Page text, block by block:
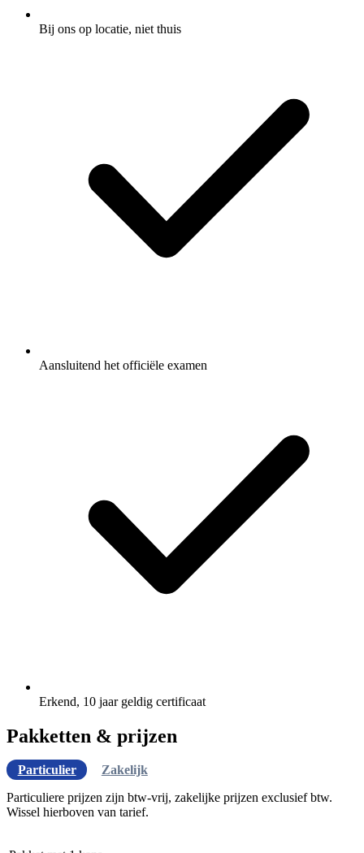
Bij ons op locatie, niet thuis
Aansluitend het officiële examen
Erkend, 10 jaar geldig certificaat
Pakketten & prijzen
Particulier
Zakelijk
Particuliere prijzen zijn btw-vrij, zakelijke prijzen exclusief btw.
Wissel hierboven van tarief.